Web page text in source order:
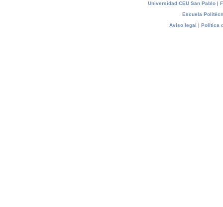
Universidad CEU San Pablo|
Escuela
Aviso legal | Política